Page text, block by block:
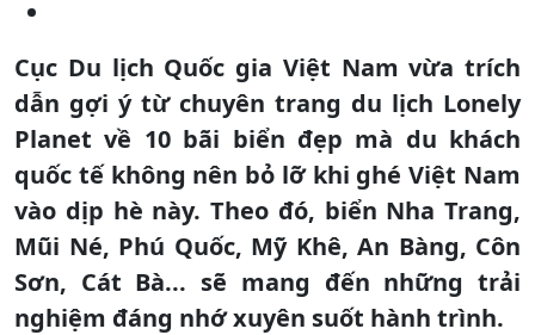
Cục Du lịch Quốc gia Việt Nam vừa trích
dẫn gợi ý từ chuyên trang du lịch Lonely
Planet về 10 bãi biển đẹp mà du khách
quốc tế không nên bỏ lỡ khi ghé Việt Nam
vào dịp hè này. Theo đó, biển Nha Trang,
Mũi Né, Phú Quốc, Mỹ Khê, An Bàng, Côn
Sơn, Cát Bà... sẽ mang đến những trải
nghiệm đáng nhớ xuyên suốt hành trình.